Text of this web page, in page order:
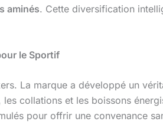
aminés. Cette diversification
le Sportif
La marque a développé un
les collations et les boissons
pour offrir une convenance